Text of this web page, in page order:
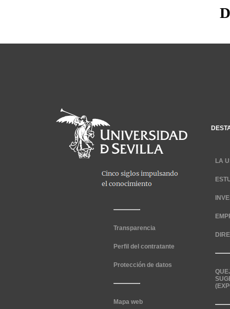
Transparencia
Perfil del contratante
Protección de datos
Mapa web
LA